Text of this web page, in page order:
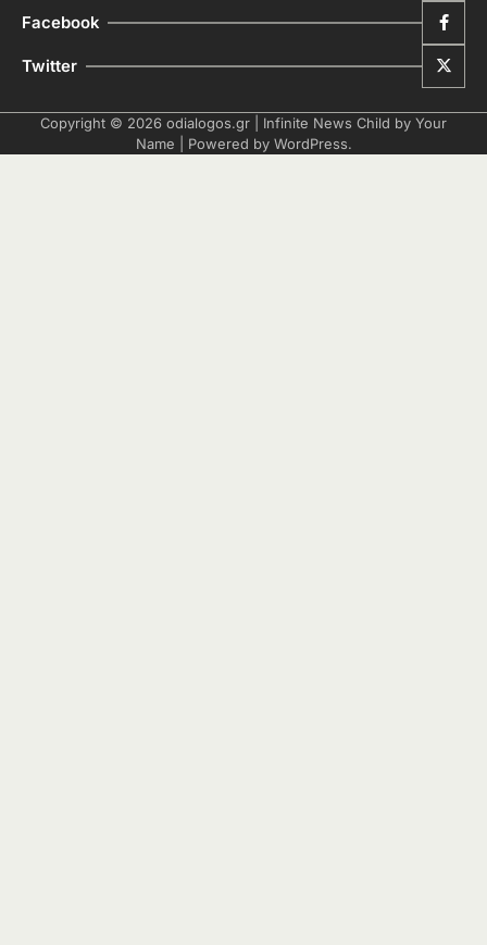
Facebook
Twitter
Copyright © 2026 odialogos.gr | Infinite News Child by Your
Name | Powered by WordPress.